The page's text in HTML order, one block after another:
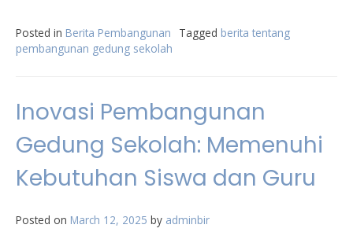
Posted in Berita Pembangunan Tagged berita tentang
pembangunan gedung sekolah
Inovasi Pembangunan
Gedung Sekolah: Memenuhi
Kebutuhan Siswa dan Guru
Posted on March 12, 2025 by adminbir